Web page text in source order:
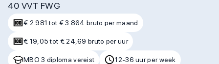
40 VVT FWG
€ 2.981 tot € 3.864 bruto per maand
€ 19,05 tot € 24,69 bruto per uur
MBO 3 diploma vereist 12-36 uur per week